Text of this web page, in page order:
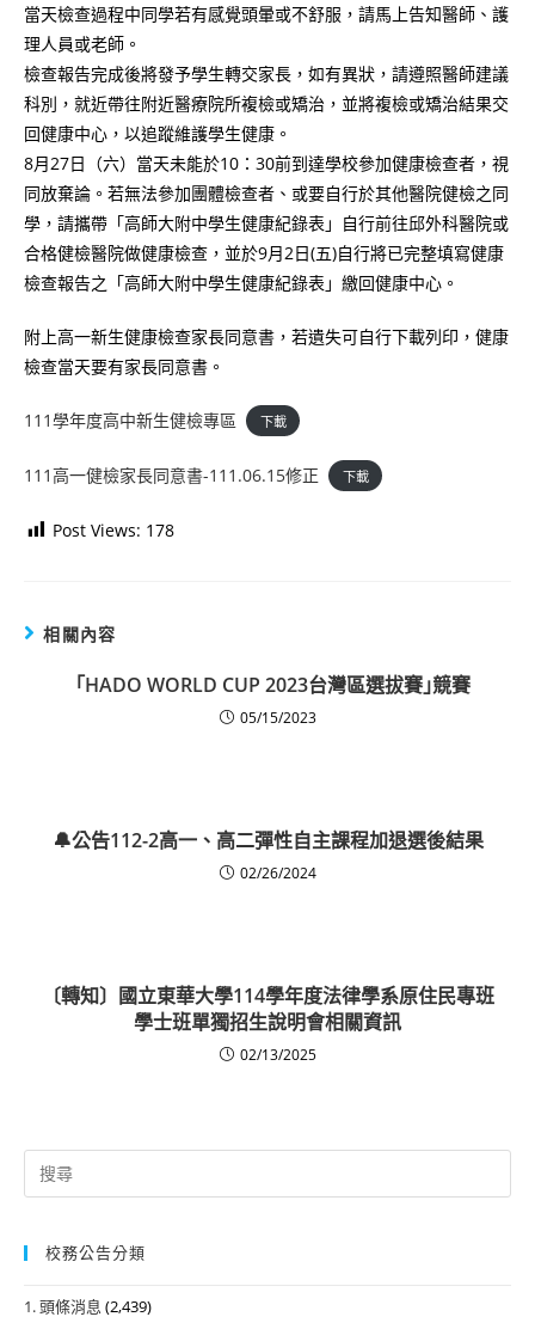
當天檢查過程中同學若有感覺頭暈或不舒服，請馬上告知醫師、護
理人員或老師。
檢查報告完成後將發予學生轉交家長，如有異狀，請遵照醫師建議
科別，就近帶往附近醫療院所複檢或矯治，並將複檢或矯治結果交
回健康中心，以追蹤維護學生健康。
8月27日（六）當天未能於10：30前到達學校參加健康檢查者，視
同放棄論。若無法參加團體檢查者、或要自行於其他醫院健檢之同
學，請攜帶「高師大附中學生健康紀錄表」自行前往邱外科醫院或
合格健檢醫院做健康檢查，並於9月2日(五)自行將已完整填寫健康
檢查報告之「高師大附中學生健康紀錄表」繳回健康中心。
附上高一新生健康檢查家長同意書，若遺失可自行下載列印，健康
檢查當天要有家長同意書。
111學年度高中新生健檢專區 下載
111高一健檢家長同意書-111.06.15修正 下載
Post Views: 178
相關內容
「HADO WORLD CUP 2023台灣區選拔賽｣競賽
05/15/2023
🔔公告112-2高一、高二彈性自主課程加退選後結果
02/26/2024
〔轉知〕國立東華大學114學年度法律學系原住民專班
學士班單獨招生說明會相關資訊
02/13/2025
Search
for:
校務公告分類
1. 頭條消息 (2,439)